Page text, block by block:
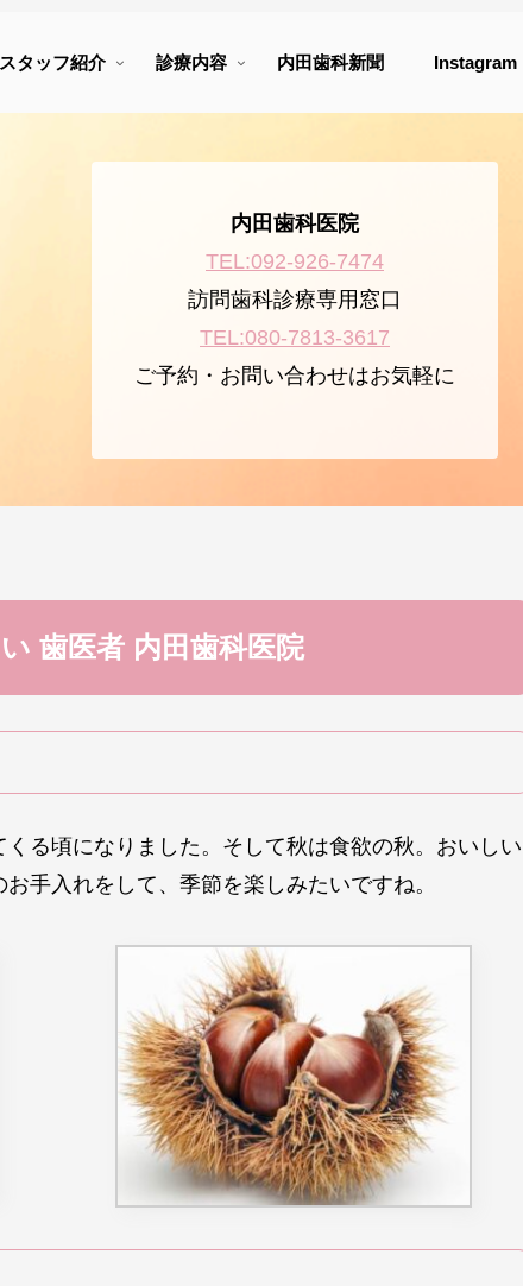
スタッフ紹介 診療内容 内田歯科新聞 Instagram
内田歯科医院
TEL:092-926-7474
訪問歯科診療専用窓口
TEL:080-7813-3617
ご予約・お問い合わせはお気軽に
歯医者 内田歯科医院
る頃になりました。そして秋は食欲の秋。おいしい
手入れをして、季節を楽しみたいですね。